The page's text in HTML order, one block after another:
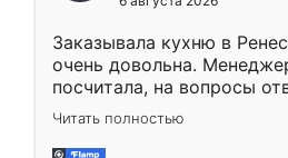
мебели буду заказывать
Заказывала кухню в
очень довольна.
посчитала, на вопросы
Замерщик приехал в
делу со всей
за день, ребята работали
Читать полностью